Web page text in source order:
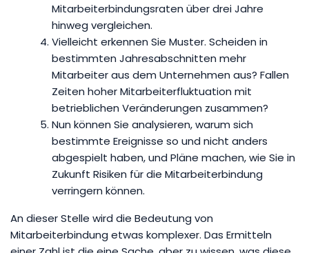
Mitarbeiterbindungsraten über drei Jahre
hinweg vergleichen.
Vielleicht erkennen Sie Muster. Scheiden in
bestimmten Jahresabschnitten mehr
Mitarbeiter aus dem Unternehmen aus? Fallen
Zeiten hoher Mitarbeiterfluktuation mit
betrieblichen Veränderungen zusammen?
Nun können Sie analysieren, warum sich
bestimmte Ereignisse so und nicht anders
abgespielt haben, und Pläne machen, wie Sie in
Zukunft Risiken für die Mitarbeiterbindung
verringern können.
An dieser Stelle wird die Bedeutung von
Mitarbeiterbindung etwas komplexer. Das Ermitteln